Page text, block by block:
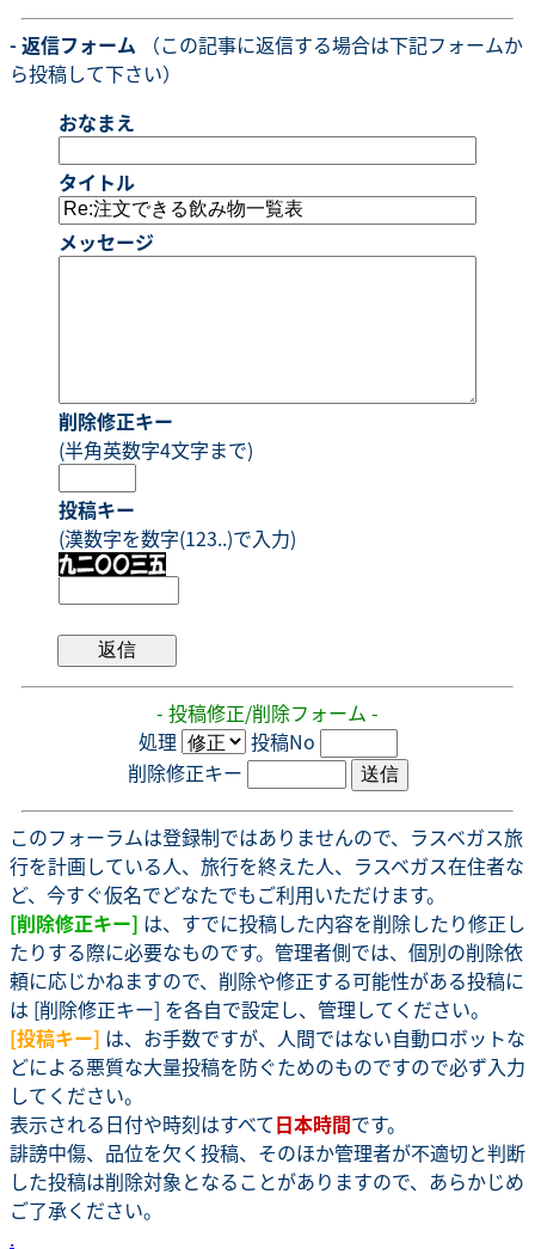
- 返信フォーム （この記事に返信する場合は下記フォームか
ら投稿して下さい）
おなまえ
タイトル
メッセージ
削除修正キー
(半角英数字4文字まで)
投稿キー
(漢数字を数字(123..)で入力)
- 投稿修正/削除フォーム -
処理
投稿No
削除修正キー
このフォーラムは登録制ではありませんので、ラスベガス旅
行を計画している人、旅行を終えた人、ラスベガス在住者な
ど、今すぐ仮名でどなたでもご利用いただけます。
[削除修正キー] は、すでに投稿した内容を削除したり修正し
たりする際に必要なものです。管理者側では、個別の削除依
頼に応じかねますので、削除や修正する可能性がある投稿に
は [削除修正キー] を各自で設定し、管理してください。
[投稿キー] は、お手数ですが、人間ではない自動ロボットな
どによる悪質な大量投稿を防ぐためのものですので必ず入力
してください。
表示される日付や時刻はすべて日本時間です。
誹謗中傷、品位を欠く投稿、そのほか管理者が不適切と判断
した投稿は削除対象となることがありますので、あらかじめ
ご了承ください。
.